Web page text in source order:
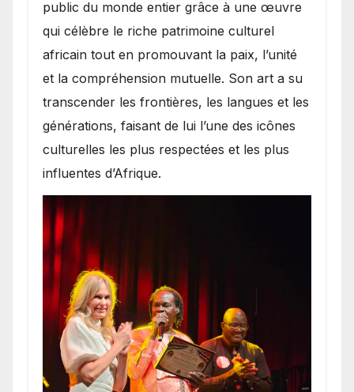
public du monde entier grâce à une œuvre
qui célèbre le riche patrimoine culturel
africain tout en promouvant la paix, l’unité
et la compréhension mutuelle. Son art a su
transcender les frontières, les langues et les
générations, faisant de lui l’une des icônes
culturelles les plus respectées et les plus
influentes d’Afrique.